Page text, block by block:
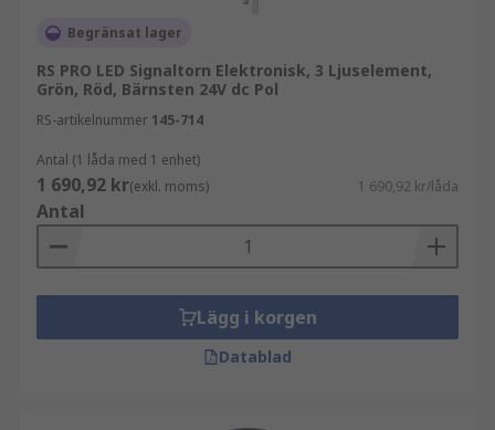
Begränsat lager
RS PRO LED Signaltorn Elektronisk, 3 Ljuselement,
Grön, Röd, Bärnsten 24V dc Pol
RS-artikelnummer 145-714
Antal (1 låda med 1 enhet)
1 690,92 kr(exkl. moms) 1 690,92 kr/låda
Antal
Lägg i korgen
Datablad